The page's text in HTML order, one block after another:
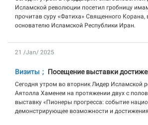
Исламской революции посетил гробницу
прочитав суру «Фатиха» Священного Корана,
основателю Исламской Республики Иран.
21 /Jan/ 2025
Визиты Посещение выставки
Сегодня утром во вторник Лидер Исламской
Аятолла Хаменеи на протяжении двух с
выставку «Пионеры прогресса: событие
демонстрирующее возможности и достижения